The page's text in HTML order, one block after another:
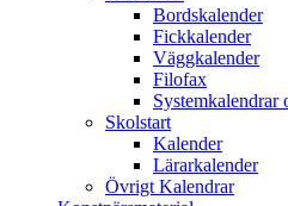
Bordskalender
Fickkalender
Väggkalender
Filofax
Systemkalendrar
Skolstart
Kalender
Lärarkalender
Övrigt Kalendrar